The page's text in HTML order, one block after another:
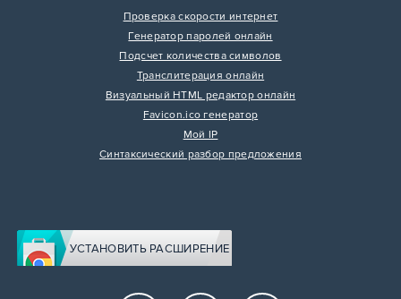
Проверка скорости интернет
Генератор паролей онлайн
Подсчет количества символов
Транслитерация онлайн
Визуальный HTML редактор онлайн
Favicon.ico генератор
Мой IP
Синтаксический разбор предложения
УСТАНОВИТЬ РАСШИРЕНИЕ